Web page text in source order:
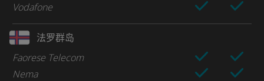
Vodafone
法罗群岛
Faorese Telecom
Nema